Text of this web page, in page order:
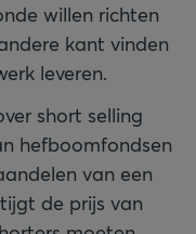
willen richten
kant vinden
leveren.
short selling
hefboomfondsen
van een
de prijs van